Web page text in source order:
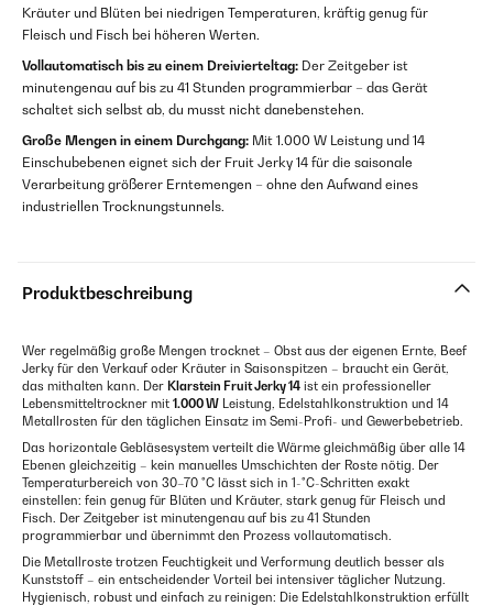
Kräuter und Blüten bei niedrigen Temperaturen, kräftig genug für
Fleisch und Fisch bei höheren Werten.
Vollautomatisch bis zu einem Dreivierteltag: Der Zeitgeber ist
minutengenau auf bis zu 41 Stunden programmierbar – das Gerät
schaltet sich selbst ab, du musst nicht danebenstehen.
Große Mengen in einem Durchgang: Mit 1.000 W Leistung und 14
Einschubebenen eignet sich der Fruit Jerky 14 für die saisonale
Verarbeitung größerer Erntemengen – ohne den Aufwand eines
industriellen Trocknungstunnels.
Produktbeschreibung
Wer regelmäßig große Mengen trocknet – Obst aus der eigenen Ernte, Beef
Jerky für den Verkauf oder Kräuter in Saisonspitzen – braucht ein Gerät,
das mithalten kann. Der Klarstein Fruit Jerky 14 ist ein professioneller
Lebensmitteltrockner mit 1.000 W Leistung, Edelstahlkonstruktion und 14
Metallrosten für den täglichen Einsatz im Semi-Profi- und Gewerbebetrieb.
Das horizontale Gebläsesystem verteilt die Wärme gleichmäßig über alle 14
Ebenen gleichzeitig – kein manuelles Umschichten der Roste nötig. Der
Temperaturbereich von 30–70 °C lässt sich in 1-°C-Schritten exakt
einstellen: fein genug für Blüten und Kräuter, stark genug für Fleisch und
Fisch. Der Zeitgeber ist minutengenau auf bis zu 41 Stunden
programmierbar und übernimmt den Prozess vollautomatisch.
Die Metallroste trotzen Feuchtigkeit und Verformung deutlich besser als
Kunststoff – ein entscheidender Vorteil bei intensiver täglicher Nutzung.
Hygienisch, robust und einfach zu reinigen: Die Edelstahlkonstruktion erfüllt